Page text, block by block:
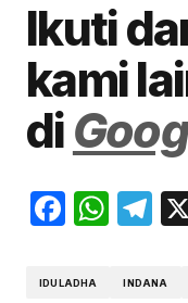
Ikuti
kami
di
IDULADHA INDANA